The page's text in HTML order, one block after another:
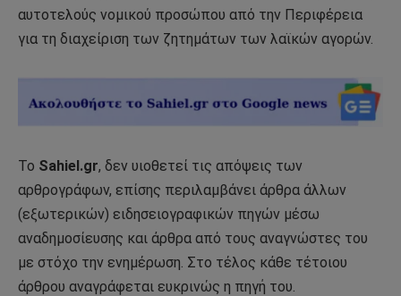
αυτοτελούς νομικού προσώπου από την Περιφέρεια
για τη διαχείριση των ζητημάτων των λαϊκών αγορών.
Το Sahiel.gr, δεν υιοθετεί τις απόψεις των
αρθρογράφων, επίσης περιλαμβάνει άρθρα άλλων
(εξωτερικών) ειδησειογραφικών πηγών μέσω
αναδημοσίευσης και άρθρα από τους αναγνώστες του
με στόχο την ενημέρωση. Στο τέλος κάθε τέτοιου
άρθρου αναγράφεται ευκρινώς η πηγή του.